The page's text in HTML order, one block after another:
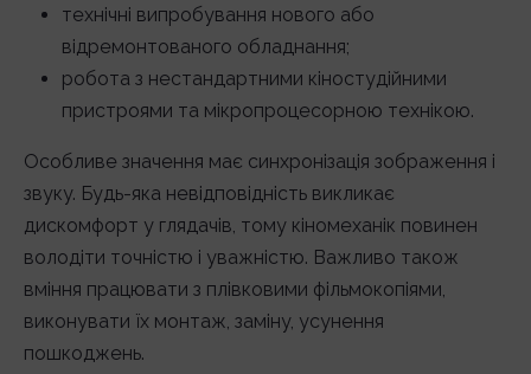
технічні випробування нового або
відремонтованого обладнання;
робота з нестандартними кіностудійними
пристроями та мікропроцесорною технікою.
Особливе значення має синхронізація зображення і
звуку. Будь-яка невідповідність викликає
дискомфорт у глядачів, тому кіномеханік повинен
володіти точністю і уважністю. Важливо також
вміння працювати з плівковими фільмокопіями,
виконувати їх монтаж, заміну, усунення
пошкоджень.